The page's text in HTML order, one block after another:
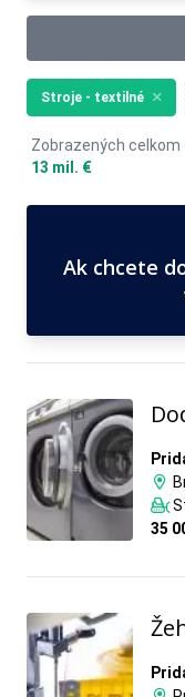
Stroje - textilné
Zobrazených celkom
13 mil. €
Ak chcete
35